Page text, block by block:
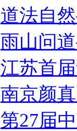
道法自
雨山问
江苏首
南京颜
第27届